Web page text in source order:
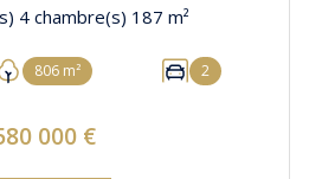
Villa 7 pièce(s) 4 chambre(s) 187 m²
806 m² 2
000 €